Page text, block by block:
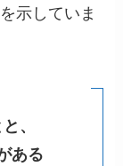
示していま
、
ある